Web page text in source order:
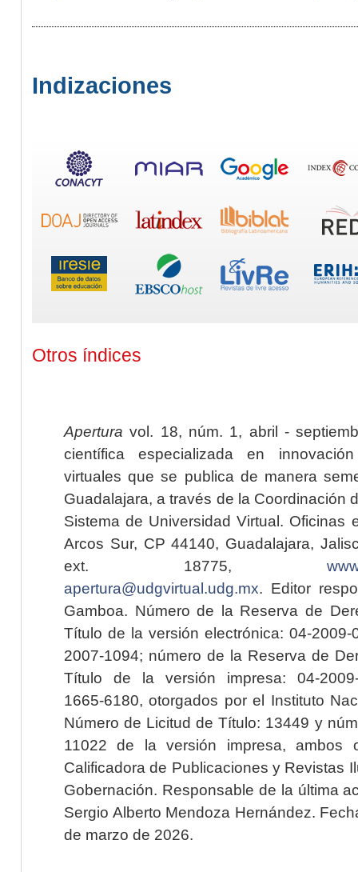
Indizaciones
Otros índices
Apertura vol. 18, núm. 1, abril -
científica especializada en
virtuales que se publica de manera
Guadalajara, a través de la Coordinación
Sistema de Universidad Virtual. Oficinas
Arcos Sur, CP 44140, Guadalajara,
ext. 18775,
apertura@udgvirtual.udg.mx. Editor
Gamboa. Número de la Reserva de
Título de la versión electrónica: 04-2009-
2007-1094; número de la Reserva de
Título de la versión impresa: 04-2009-
1665-6180, otorgados por el Instituto
Número de Licitud de Título: 13449 y
11022 de la versión impresa, ambos
Calificadora de Publicaciones y Revistas
Gobernación. Responsable de la última
Sergio Alberto Mendoza Hernández.
de marzo de 2026.